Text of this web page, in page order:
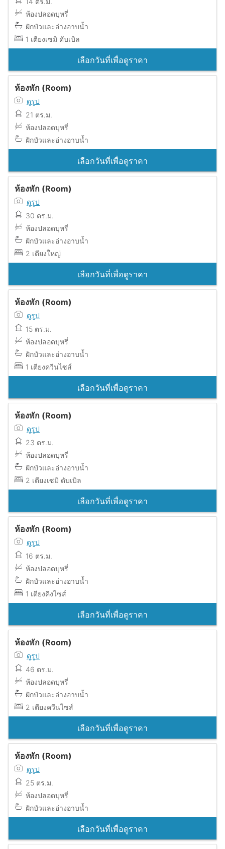
ห้องปลอดบุหรี่
ฝักบัวและอ่างอาบน้ำ
1 เตียงเซมิ ดับเบิล
เลือกวันที่เพื่อดูราคา
ห้องพัก (Room)
ดูรูป
21 ตร.ม.
ห้องปลอดบุหรี่
ฝักบัวและอ่างอาบน้ำ
เลือกวันที่เพื่อดูราคา
ห้องพัก (Room)
ดูรูป
30 ตร.ม.
ห้องปลอดบุหรี่
ฝักบัวและอ่างอาบน้ำ
2 เตียงใหญ่
เลือกวันที่เพื่อดูราคา
ห้องพัก (Room)
ดูรูป
15 ตร.ม.
ห้องปลอดบุหรี่
ฝักบัวและอ่างอาบน้ำ
1 เตียงควีนไซส์
เลือกวันที่เพื่อดูราคา
ห้องพัก (Room)
ดูรูป
23 ตร.ม.
ห้องปลอดบุหรี่
ฝักบัวและอ่างอาบน้ำ
2 เตียงเซมิ ดับเบิล
เลือกวันที่เพื่อดูราคา
ห้องพัก (Room)
ดูรูป
16 ตร.ม.
ห้องปลอดบุหรี่
ฝักบัวและอ่างอาบน้ำ
1 เตียงคิงไซส์
เลือกวันที่เพื่อดูราคา
ห้องพัก (Room)
ดูรูป
46 ตร.ม.
ห้องปลอดบุหรี่
ฝักบัวและอ่างอาบน้ำ
2 เตียงควีนไซส์
เลือกวันที่เพื่อดูราคา
ห้องพัก (Room)
ดูรูป
25 ตร.ม.
ห้องปลอดบุหรี่
ฝักบัวและอ่างอาบน้ำ
เลือกวันที่เพื่อดูราคา